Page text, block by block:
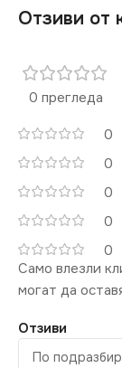
Отзиви от
0 прегледа
0
0
0
0
0
Отзиви
Само влезли
могат да